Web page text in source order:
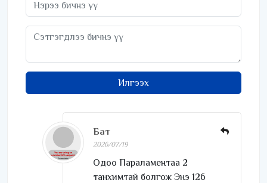
Илгээх
Бат
2026/07/19
Одоо Параламентаа 2
танхимтай болгож Энэ 126